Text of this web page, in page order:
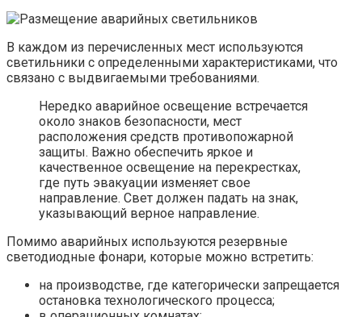
В каждом из перечисленных мест используются
светильники с определенными характеристиками, что
связано с выдвигаемыми требованиями.
Нередко аварийное освещение встречается
около знаков безопасности, мест
расположения средств противопожарной
защиты. Важно обеспечить яркое и
качественное освещение на перекрестках,
где путь эвакуации изменяет свое
направление. Свет должен падать на знак,
указывающий верное направление.
Помимо аварийных используются резервные
светодиодные фонари, которые можно встретить:
на производстве, где категорически запрещается
остановка технологического процесса;